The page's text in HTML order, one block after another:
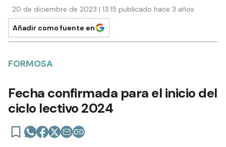
20 de diciembre de 2023 | 13:15 publicado hace 3 años
Añadir como fuente en
FORMOSA
Fecha confirmada para el inicio del
ciclo lectivo 2024